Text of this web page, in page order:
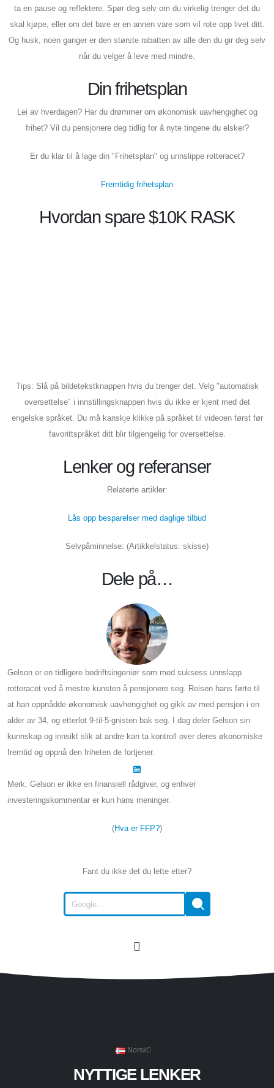
ta en pause og reflektere. Spør deg selv om du virkelig trenger det du
skal kjøpe, eller om det bare er en annen vare som vil rote opp livet ditt.
Og husk, noen ganger er den største rabatten av alle den du gir deg selv
når du velger å leve med mindre.
Din frihetsplan
Lei av hverdagen? Har du drømmer om økonomisk uavhengighet og
frihet? Vil du pensjonere deg tidlig for å nyte tingene du elsker?
Er du klar til å lage din "Frihetsplan" og unnslippe rotteracet?
Fremtidig frihetsplan
Hvordan spare $10K RASK
Tips: Slå på bildetekstknappen hvis du trenger det. Velg "automatisk
oversettelse" i innstillingsknappen hvis du ikke er kjent med det
engelske språket. Du må kanskje klikke på språket til videoen først før
favorittspråket ditt blir tilgjengelig for oversettelse.
Lenker og referanser
Relaterte artikler:
Lås opp besparelser med daglige tilbud
Selvpåminnelse: (Artikkelstatus: skisse)
Dele på…
Gelson er en tidligere bedriftsingeniør som med suksess unnslapp
rotteracet ved å mestre kunsten å pensjonere seg. Reisen hans førte til
at han oppnådde økonomisk uavhengighet og gikk av med pensjon i en
alder av 34, og etterlot 9-til-5-gnisten bak seg. I dag deler Gelson sin
kunnskap og innsikt slik at andre kan ta kontroll over deres økonomiske
fremtid og oppnå den friheten de fortjener.
Merk: Gelson er ikke en finansiell rådgiver, og enhver
investeringskommentar er kun hans meninger.
(Hva er FFP?)
Fant du ikke det du lette etter?
Norsk
NYTTIGE LENKER